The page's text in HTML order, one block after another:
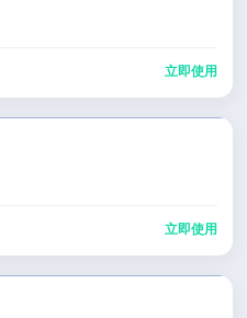
立即使用
立即使用